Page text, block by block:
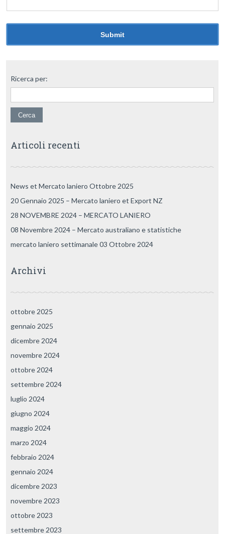
Ricerca per:
Articoli recenti
News et Mercato laniero Ottobre 2025
20 Gennaio 2025 – Mercato laniero et Export NZ
28 NOVEMBRE 2024 – MERCATO LANIERO
08 Novembre 2024 – Mercato australiano e statistiche
mercato laniero settimanale 03 Ottobre 2024
Archivi
ottobre 2025
gennaio 2025
dicembre 2024
novembre 2024
ottobre 2024
settembre 2024
luglio 2024
giugno 2024
maggio 2024
marzo 2024
febbraio 2024
gennaio 2024
dicembre 2023
novembre 2023
ottobre 2023
settembre 2023